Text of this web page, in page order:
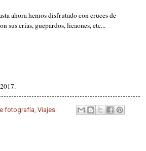
ahora hemos disfrutado con cruces de
sus crías, guepardos, licaones, etc...
fotografía ,Viajes